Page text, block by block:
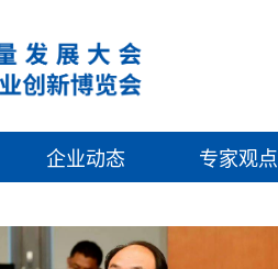
企业动态 专家观点